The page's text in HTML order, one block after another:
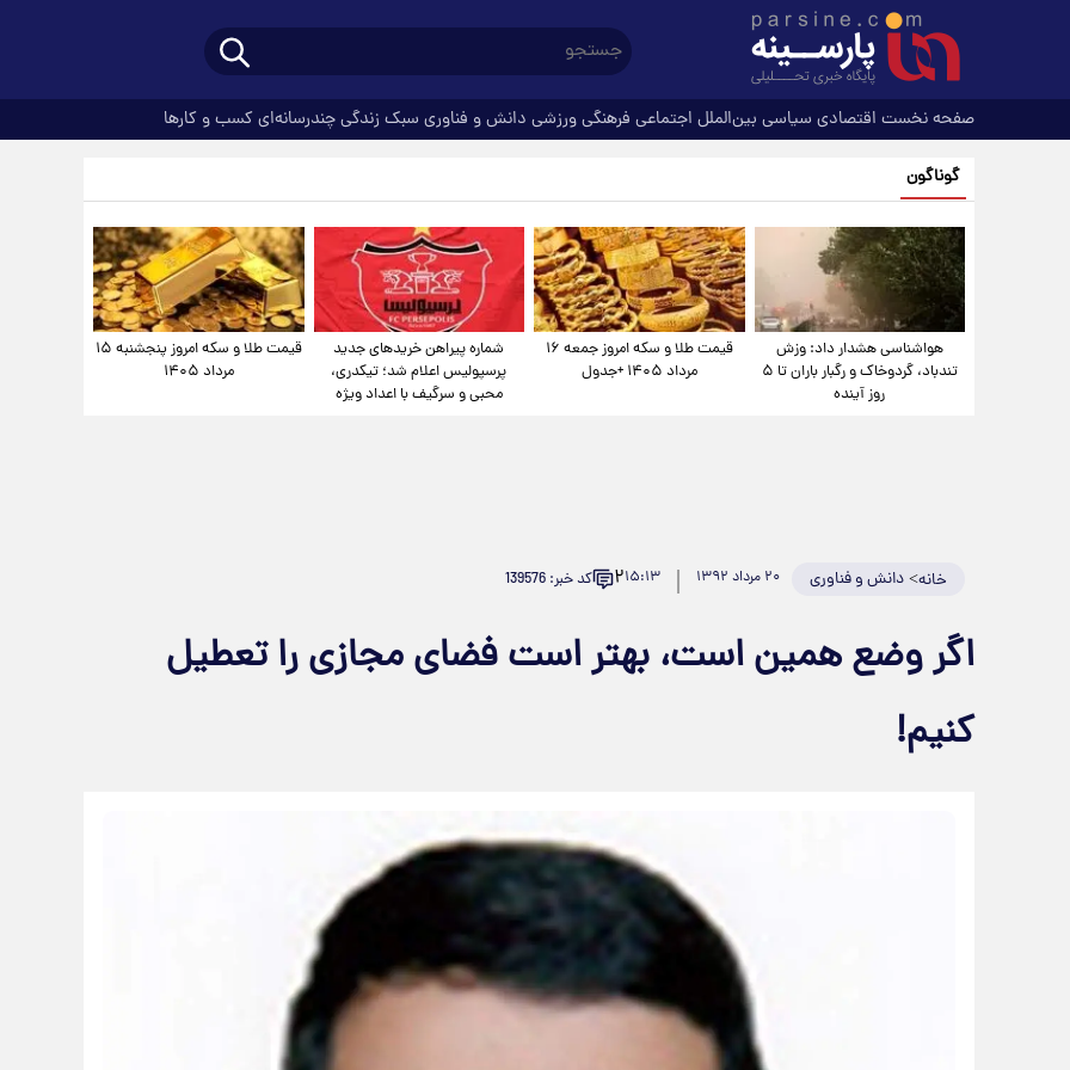
صفحه نخست اقتصادی سیاسی بین‌الملل اجتماعی فرهنگیورزشی دانش و فناوری سبک زندگیچندرسانه‌ای کسب و کارها
گوناگون
هواشناسی هشدار داد: وزش
تندباد، گردوخاک و رگبار باران تا ۵
روز آینده
قیمت طلا و سکه امروز جمعه ۱۶
مرداد ۱۴۰۵ +جدول
شماره پیراهن خریدهای جدید
پرسپولیس اعلام شد؛ تیکدری،
محبی و سرگیف با اعداد ویژه
قیمت طلا و سکه امروز پنجشنبه ۱۵
مرداد ۱۴۰۵
خانه>دانش و فناوری ۲۰ مرداد ۱۳۹۲ ۱۵:۱۳۲ کد خبر: 139576
اگر وضع همین است، بهتر است فضای مجازی را تعطیل
کنیم!